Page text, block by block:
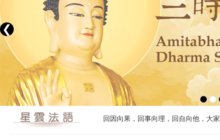
❮
回因向果，回事向理，回自向他，大